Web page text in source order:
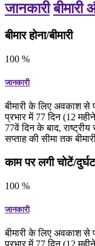
जानकारी बीमारी
बीमार होना/बीमारी
100 %
जानकारी
बीमारी के लिए अवकाश
प्रभार में 77 दिन (12
77वें दिन के बाद,
सप्ताह की सीमा तक
काम पर लगी चोटें/
100 %
जानकारी
बीमारी के लिए अवकाश
प्रभार में 77 दिन (12